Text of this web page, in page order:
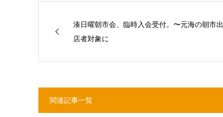
湊日曜朝市会、臨時入会受付。〜元海の朝市出
店者対象に
関連記事一覧